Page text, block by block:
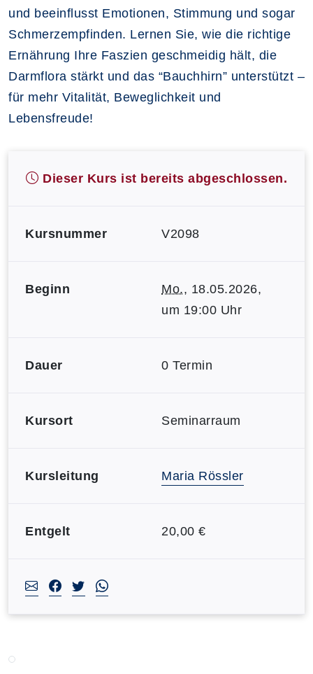
und beeinflusst Emotionen, Stimmung und sogar
Schmerzempfinden. Lernen Sie, wie die richtige
Ernährung Ihre Faszien geschmeidig hält, die
Darmflora stärkt und das “Bauchhirn” unterstützt –
für mehr Vitalität, Beweglichkeit und
Lebensfreude!
Dieser Kurs ist bereits abgeschlossen.
Kursnummer V2098
Beginn Mo., 18.05.2026,
um 19:00 Uhr
Dauer 0 Termin
Kursort Seminarraum
Kursleitung Maria Rössler
Entgelt 20,00 €